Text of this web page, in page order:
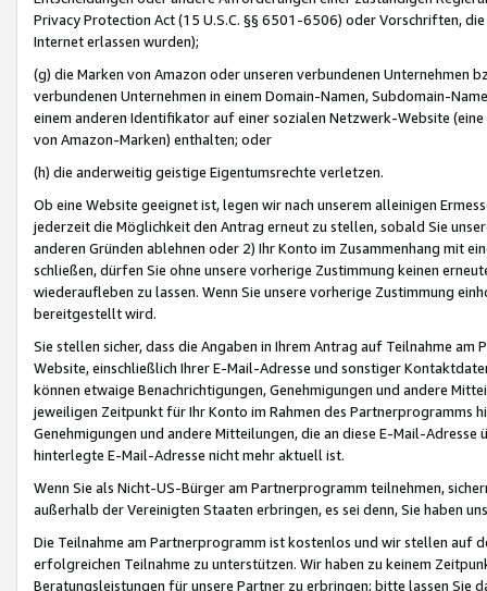
Privacy Protection Act (15 U.S.C. §§ 6501-6506) oder Vorschriften,
Internet erlassen wurden);
(g) die Marken von Amazon oder unseren verbundenen Unternehmen
verbundenen Unternehmen in einem Domain-Namen, Subdomain-
einem anderen Identifikator auf einer sozialen Netzwerk-Website
von Amazon-Marken) enthalten; oder
(h) die anderweitig geistige Eigentumsrechte verletzen.
Ob eine Website geeignet ist, legen wir nach unserem alleinigen
jederzeit die Möglichkeit den Antrag erneut zu stellen, sobald Sie
anderen Gründen ablehnen oder 2) Ihr Konto im Zusammenhang mit
schließen, dürfen Sie ohne unsere vorherige Zustimmung keinen
wiederaufleben zu lassen. Wenn Sie unsere vorherige Zustimmung
bereitgestellt wird.
Sie stellen sicher, dass die Angaben in Ihrem Antrag auf Teilnahme
Website, einschließlich Ihrer E-Mail-Adresse und sonstiger
können etwaige Benachrichtigungen, Genehmigungen und andere
jeweiligen Zeitpunkt für Ihr Konto im Rahmen des Partnerprogramms
Genehmigungen und andere Mitteilungen, die an diese E-Mail-
hinterlegte E-Mail-Adresse nicht mehr aktuell ist.
Wenn Sie als Nicht-US-Bürger am Partnerprogramm teilnehmen,
außerhalb der Vereinigten Staaten erbringen, es sei denn, Sie haben
Die Teilnahme am Partnerprogramm ist kostenlos und wir stellen auf
erfolgreichen Teilnahme zu unterstützen. Wir haben zu keinem
Beratungsleistungen für unsere Partner zu erbringen; bitte lassen Sie